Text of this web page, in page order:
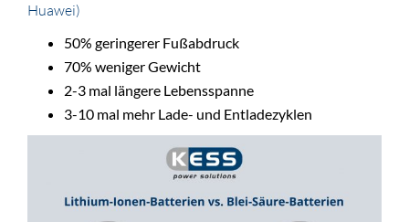
Huawei)
50% geringerer Fußabdruck
70% weniger Gewicht
2-3 mal längere Lebensspanne
3-10 mal mehr Lade- und Entladezyklen